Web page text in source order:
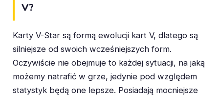
V?
Karty V-Star są formą ewolucji kart V, dlatego są
silniejsze od swoich wcześniejszych form.
Oczywiście nie obejmuje to każdej sytuacji, na jaką
możemy natrafić w grze, jedynie pod względem
statystyk będą one lepsze. Posiadają mocniejsze